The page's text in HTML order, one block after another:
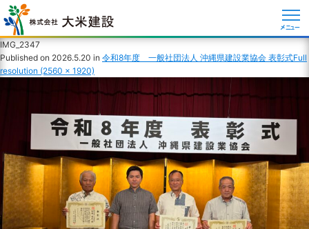
メニュー
IMG_2347
Published on 2026.5.20 in 令和8年度 一般社団法人 沖縄県建設業協会 表彰式Full
resolution (2560 × 1920)